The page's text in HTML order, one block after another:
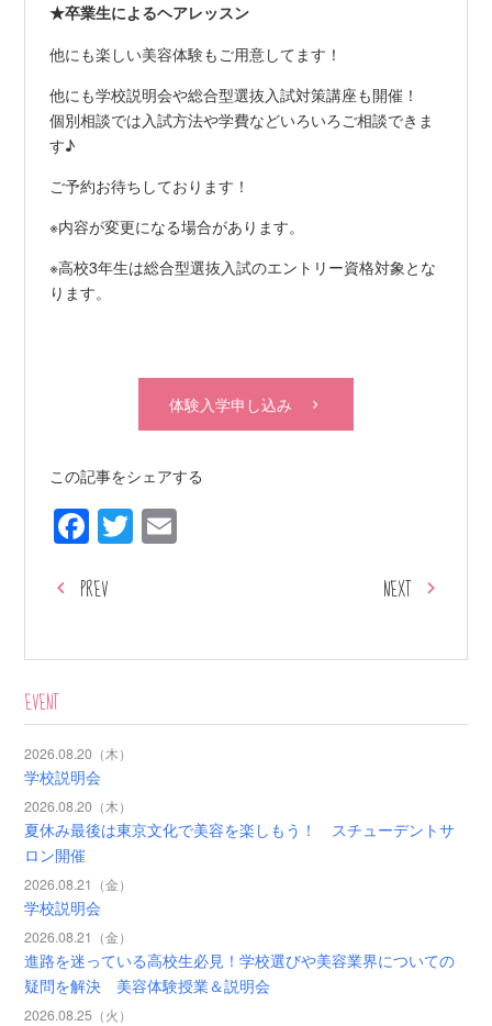
★卒業生によるヘアレッスン
他にも楽しい美容体験もご用意してます！
他にも学校説明会や総合型選抜入試対策講座も開催！
個別相談では入試方法や学費などいろいろご相談できま
す♪
ご予約お待ちしております！
※内容が変更になる場合があります。
※高校3年生は総合型選抜入試のエントリー資格対象とな
ります。
体験入学申し込み
この記事をシェアする
Facebook
Twitter
Email
PREV NEXT
EVENT
2026.08.20（木）
学校説明会
2026.08.20（木）
夏休み最後は東京文化で美容を楽しもう！ スチューデントサ
ロン開催
2026.08.21（金）
学校説明会
2026.08.21（金）
進路を迷っている高校生必見！学校選びや美容業界についての
疑問を解決 美容体験授業＆説明会
2026.08.25（火）